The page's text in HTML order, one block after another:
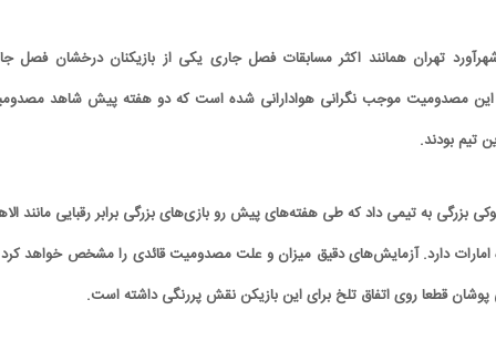
تهران همانند اکثر مسابقات فصل جاری یکی از بازیکنان درخشان فصل
این مصدومیت موجب نگرانی هوادارانی شده است که دو هفته پیش شاهد
تیم بودند.
بزرگی به تیمی داد که طی هفته‌های پیش رو بازی‌های بزرگی برابر رقبایی مانند
امارات دارد. آزمایش‌های دقیق میزان و علت مصدومیت قائدی را مشخص خواهد کرد
قطعا روی اتفاق تلخ برای این بازیکن نقش پررنگی داشته است.